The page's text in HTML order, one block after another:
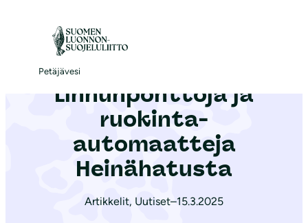
Petäjävesi
Etusivu|Ajankohtaista
Lin­nun­pönt­tö­jä ja
ruokinta-
automaatteja
Heinähatusta
Artikkelit, Uutiset–15.3.2025